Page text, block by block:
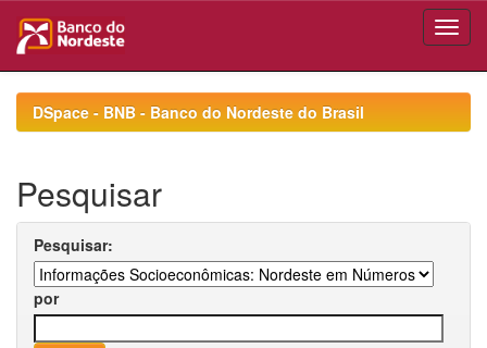
navigationDSpace - BNB - Banco do Nordeste do Brasil
Pesquisar
Pesquisar:
por